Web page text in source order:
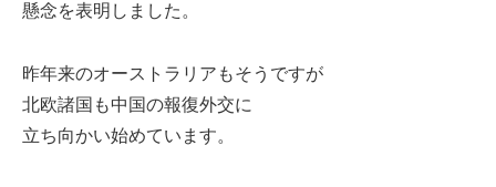
懸念を表明しました。
昨年来のオーストラリアもそうですが
北欧諸国も中国の報復外交に
立ち向かい始めています。